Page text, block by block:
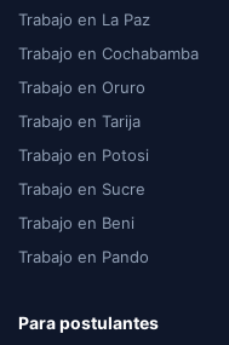
Trabajo en La Paz
Trabajo en Cochabamba
Trabajo en Oruro
Trabajo en Tarija
Trabajo en Potosi
Trabajo en Sucre
Trabajo en Beni
Trabajo en Pando
Para postulantes